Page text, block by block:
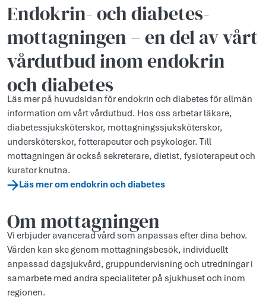
Endokrin- och diabetes­
mottagningen – en del av vårt
vårdutbud inom endokrin
och diabetes
Läs mer på huvudsidan för endokrin och diabetes för allmän
information om vårt vårdutbud. Hos oss arbetar läkare,
diabetessjuksköterskor, mottagningssjuksköterskor,
undersköterskor, fotterapeuter och psykologer. Till
mottagningen är också sekreterare, dietist, fysioterapeut och
kurator knutna.
Läs mer om endokrin och diabetes
Om mottagningen
Vi erbjuder avancerad vård som anpassas efter dina behov.
Vården kan ske genom mottagningsbesök, individuellt
anpassad dagsjukvård, gruppundervisning och utredningar i
samarbete med andra specialiteter på sjukhuset och inom
regionen.